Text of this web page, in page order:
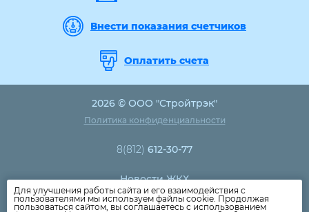
Внести показания счетчиков
Оплатить счета
2026 © ООО "Стройтрэк"
Политика конфиденциальности
8(812) 612-30-77
Новости ЖКХ
Новости компании
Для улучшения работы сайта и его взаимодействия с
пользователями мы используем файлы cookie. Продолжая
пользоваться сайтом, вы соглашаетесь с использованием